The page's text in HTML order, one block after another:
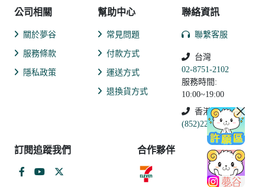
公司相關
關於夢谷
服務條款
隱私政策
幫助中心
常見問題
付款方式
運送方式
退換貨方式
聯絡資訊
聯繫客服
台灣
02-8751-2102
服務時間:
10:00~19:00
香港
(852)2250-9311
訂閱追蹤我們 合作夥伴